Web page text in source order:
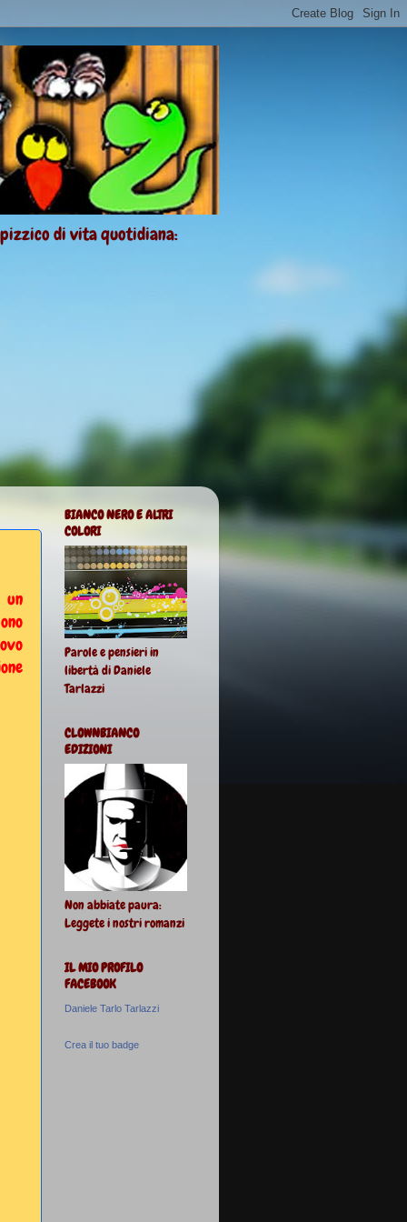
pizzico di vita quotidiana:
un
BIANCO NERO E ALTRI
COLORI
Parole e pensieri in
libertà di Daniele
Tarlazzi
CLOWNBIANCO
EDIZIONI
Non abbiate paura:
Leggete i nostri romanzi
IL MIO PROFILO
FACEBOOK
Daniele Tarlo Tarlazzi
Crea il tuo badge